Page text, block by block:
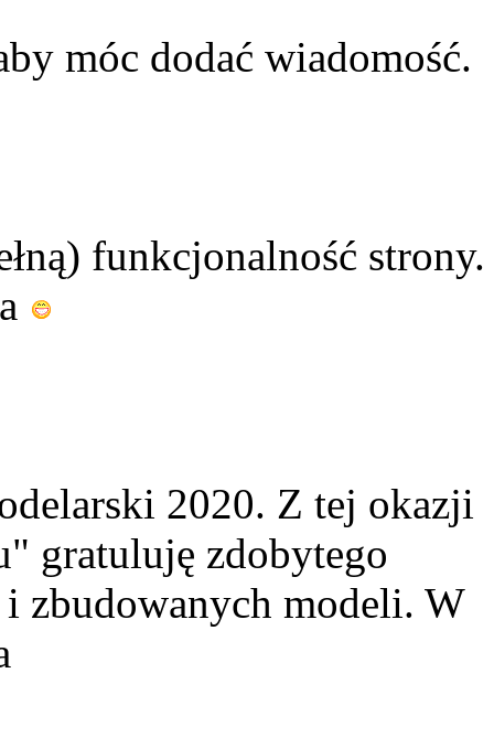
móc dodać wiadomość.
funkcjonalność strony.
2020. Z tej okazji
gratuluję zdobytego
zbudowanych modeli. W